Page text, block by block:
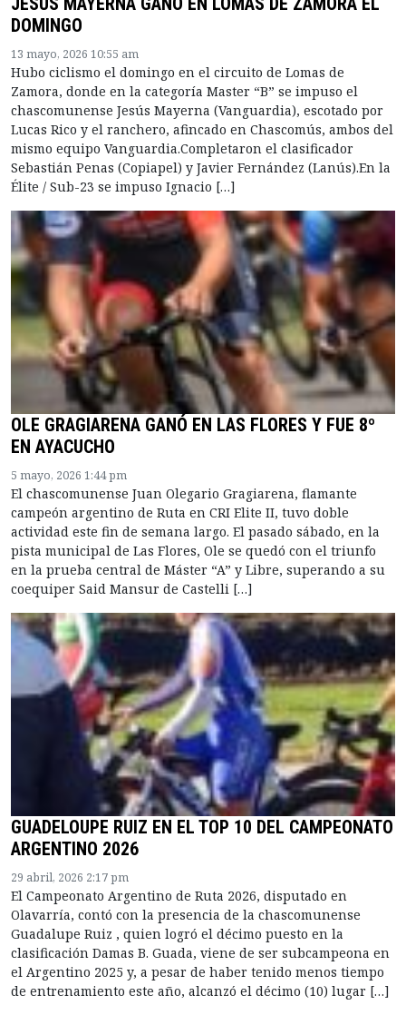
DOMINGO
13 mayo, 2026 10:55 am
Hubo ciclismo el domingo en el circuito de Lomas de
Zamora, donde en la categoría Master “B” se impuso el
chascomunense Jesús Mayerna (Vanguardia), escotado por
Lucas Rico y el ranchero, afincado en Chascomús, ambos del
mismo equipo Vanguardia.Completaron el clasificador
Sebastián Penas (Copiapel) y Javier Fernández (Lanús).En la
Élite / Sub-23 se impuso Ignacio […]
OLE GRAGIARENA GANÓ EN LAS FLORES Y FUE 8º
EN AYACUCHO
5 mayo, 2026 1:44 pm
El chascomunense Juan Olegario Gragiarena, flamante
campeón argentino de Ruta en CRI Elite II, tuvo doble
actividad este fin de semana largo. El pasado sábado, en la
pista municipal de Las Flores, Ole se quedó con el triunfo
en la prueba central de Máster “A” y Libre, superando a su
coequiper Said Mansur de Castelli […]
GUADELOUPE RUIZ EN EL TOP 10 DEL CAMPEONATO
ARGENTINO 2026
29 abril, 2026 2:17 pm
El Campeonato Argentino de Ruta 2026, disputado en
Olavarría, contó con la presencia de la chascomunense
Guadalupe Ruiz , quien logró el décimo puesto en la
clasificación Damas B. Guada, viene de ser subcampeona en
el Argentino 2025 y, a pesar de haber tenido menos tiempo
de entrenamiento este año, alcanzó el décimo (10) lugar […]